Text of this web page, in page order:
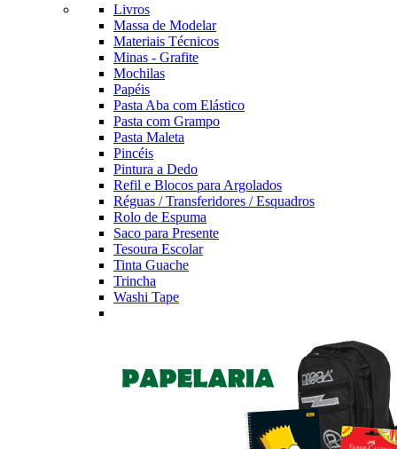
Livros
Massa de Modelar
Materiais Técnicos
Minas - Grafite
Mochilas
Papéis
Pasta Aba com Elástico
Pasta com Grampo
Pasta Maleta
Pincéis
Pintura a Dedo
Refil e Blocos para Argolados
Réguas / Transferidores / Esquadros
Rolo de Espuma
Saco para Presente
Tesoura Escolar
Tinta Guache
Trincha
Washi Tape